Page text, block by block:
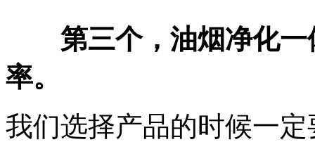
第三个，油烟净化一
率。
我们选择产品的时候一